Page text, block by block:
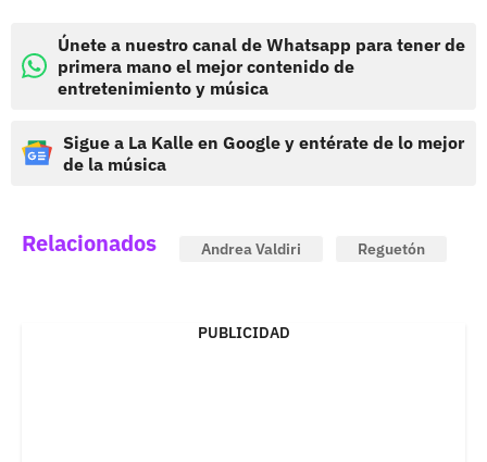
Únete a nuestro canal de Whatsapp para tener de
primera mano el mejor contenido de
entretenimiento y música
Sigue a La Kalle en Google y entérate de lo mejor
de la música
Relacionados Andrea Valdiri Reguetón
PUBLICIDAD